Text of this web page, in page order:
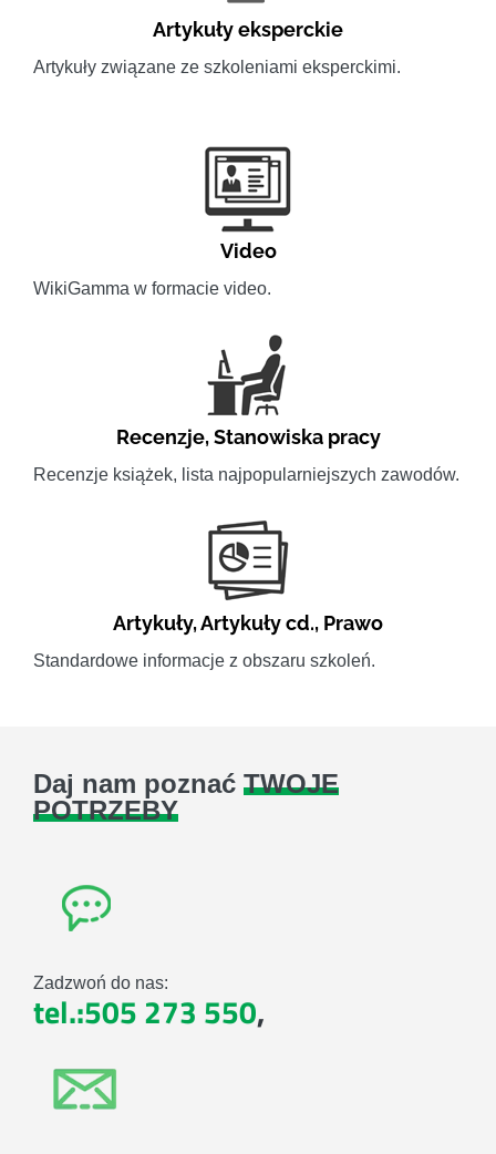
Artykuły eksperckie
Artykuły związane ze szkoleniami eksperckimi.
Video
WikiGamma w formacie video.
Recenzje,Stanowiska pracy
Recenzje książek, lista najpopularniejszych zawodów.
Artykuły,Artykuły cd., Prawo
Standardowe informacje z obszaru szkoleń.
Daj nam poznać TWOJE
POTRZEBY
Zadzwoń do nas:
tel.:505 273 550,